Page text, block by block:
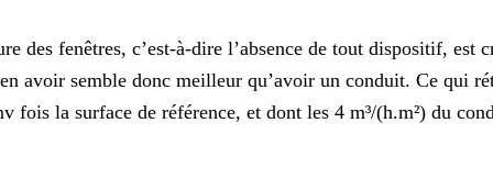
des fenêtres, c’est-à-dire l’absence de tout dispositif,
avoir semble donc meilleur qu’avoir un conduit. Ce qui
fois la surface de référence, et dont les 4 m³/(h.m²) du